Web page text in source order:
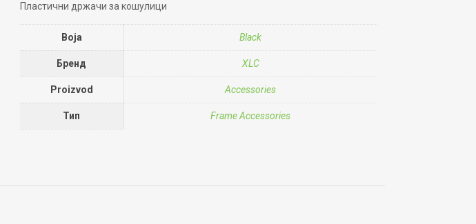
Пластични држачи за кошулици
Boja Black
Бренд XLC
Proizvod Accessories
Тип Frame Accessories